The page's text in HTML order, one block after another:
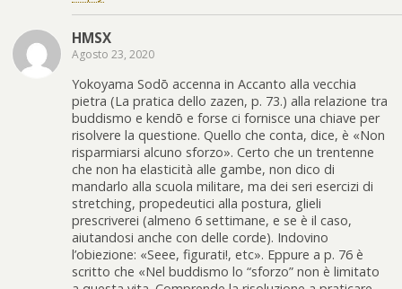
HMSX
Agosto 23, 2020
Yokoyama Sodō accenna in Accanto alla vecchia
pietra (La pratica dello zazen, p. 73.) alla relazione tra
buddismo e kendō e forse ci fornisce una chiave per
risolvere la questione. Quello che conta, dice, è «Non
risparmiarsi alcuno sforzo». Certo che un trentenne
che non ha elasticità alle gambe, non dico di
mandarlo alla scuola militare, ma dei seri esercizi di
stretching, propedeutici alla postura, glieli
prescriverei (almeno 6 settimane, e se è il caso,
aiutandosi anche con delle corde). Indovino
l’obiezione: «Seee, figurati!, etc». Eppure a p. 76 è
scritto che «Nel buddismo lo “sforzo” non è limitato